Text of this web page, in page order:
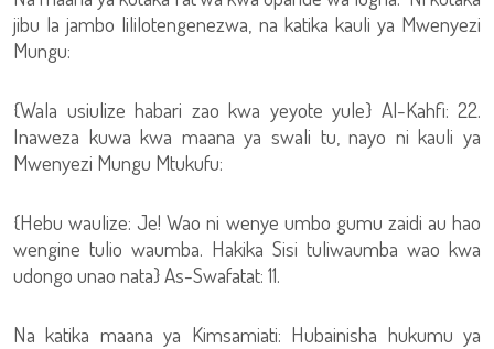
jibu la jambo lililotengenezwa, na katika kauli ya Mwenyezi
Mungu:
{Wala usiulize habari zao kwa yeyote yule} Al-Kahfi: 22.
Inaweza kuwa kwa maana ya swali tu, nayo ni kauli ya
Mwenyezi Mungu Mtukufu:
{Hebu waulize: Je! Wao ni wenye umbo gumu zaidi au hao
wengine tulio waumba. Hakika Sisi tuliwaumba wao kwa
udongo unao nata} As-Swafatat: 11.
Na katika maana ya Kimsamiati: Hubainisha hukumu ya